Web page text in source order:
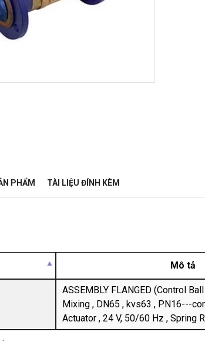
PHẨM TÀI LIỆU ĐÍNH KÈM
Mô tả
ASSEMBLY FLANGED (Control
Mixing , DN65 , kvs63 , PN16---
Actuator , 24 V, 50/60 Hz , Spring